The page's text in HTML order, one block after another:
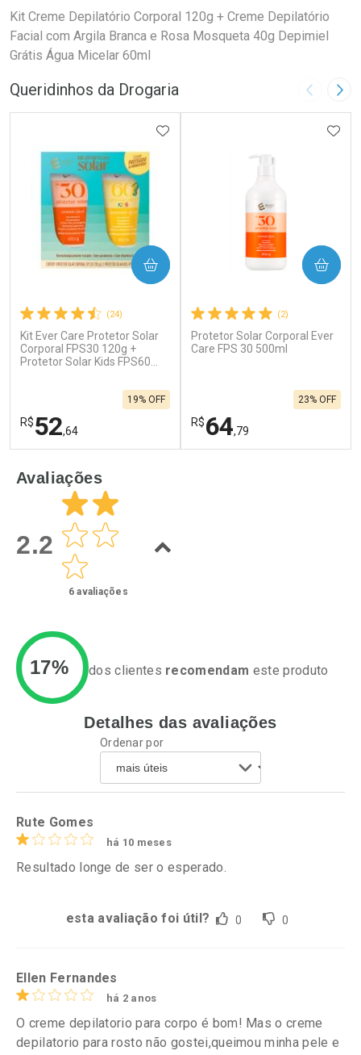
Kit Creme Depilatório Corporal 120g + Creme Depilatório
Facial com Argila Branca e Rosa Mosqueta 40g Depimiel
Grátis Água Micelar 60ml
Queridinhos da Drogaria Imagem
(24)
Kit Ever Care Protetor Solar
Corporal FPS30 120g +
Protetor Solar Kids FPS60
R$52,64
19% OFF
ADICIONAR AOS FAVORITOS
COMPRAR
Laboratório
Ativar Desconto
Comprar sem Desconto
Por R$ 52,64/cada
Por Menos
Comprar sem Desconto
(2)
Protetor Solar Corporal Ever
Care FPS 30 500ml
R$64,79
23% OFF
COMPRAR
Ativar Desconto
Comprar sem Desconto
Por R$ 64,79/cada
Por R$ 64,79/cada
Avaliações
2.2
6 avaliações
17% dos clientes recomendam este produto
Detalhes das avaliações
Ordenar por
Rute Gomes
há 10 meses
Resultado longe de ser o esperado.
esta avaliação foi útil? 0 0
Ellen Fernandes
há 2 anos
O creme depilatorio para corpo é bom! Mas o creme
depilatorio para rosto não gostei,queimou minha pele e